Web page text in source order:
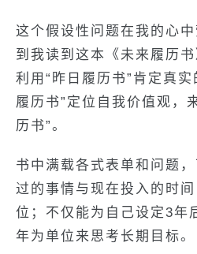
这个假设性问题在我的心
到我读到这本《未来履历
利用“昨日履历书”肯定真实
履历书”定位自我价值观，
历书”。
书中满载各式表单和问题
过的事情与现在投入的时
位；不仅能为自己设定3年
年为单位来思考长期目标。